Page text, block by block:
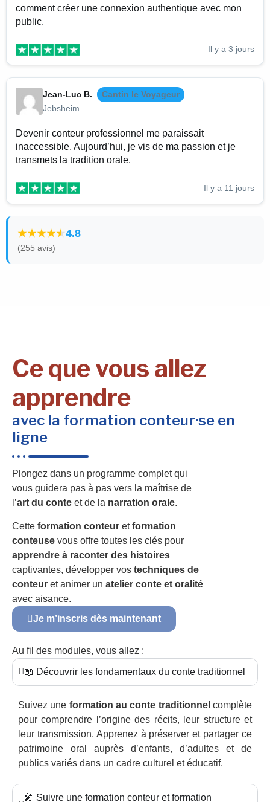
comment créer une connexion authentique avec mon
public.
Il y a 3 jours
Jean-Luc B.
Cantin le Voyageur
Jebsheim
Devenir conteur professionnel me paraissait
inaccessible. Aujourd’hui, je vis de ma passion et je
transmets la tradition orale.
Il y a 11 jours
4.8
(255 avis)
Ce que vous allez
apprendre
avec la formation conteur·se en
ligne
Plongez dans un programme complet qui
vous guidera pas à pas vers la maîtrise de
l’art du conte et de la narration orale.
Cette formation conteur etformation
conteuse vous offre toutes les clés pour
apprendre à raconter des histoires
captivantes, développer vos techniques de
conteur et animer un atelier conte et oralité
avec aisance.
Je m’inscris dès maintenant
Au fil des modules, vous allez :
📖 Découvrir les fondamentaux du conte traditionnel
Suivez une formation au conte traditionnel complète
pour comprendre l’origine des récits, leur structure et
leur transmission. Apprenez à préserver et partager ce
patrimoine oral auprès d’enfants, d’adultes et de
publics variés dans un cadre culturel et éducatif.
🎤 Suivre une formation conteur et formation